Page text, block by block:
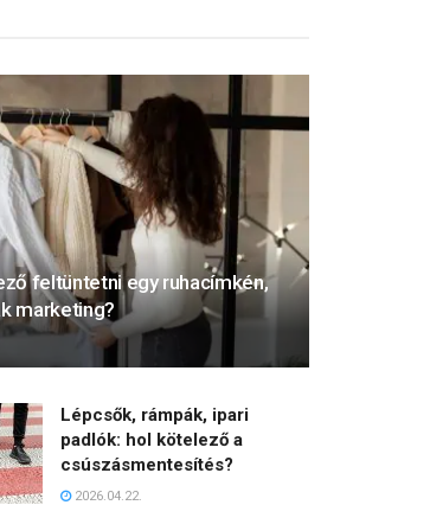
feltüntetni egy ruhacímkén,
marketing?
Lépcsők, rámpák, ipari
padlók: hol kötelező a
csúszásmentesítés?
2026.04.22.